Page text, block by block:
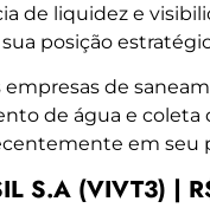
de liquidez e
posição
empresas de
de água e coleta
em seu
S.A (VIVT3) |